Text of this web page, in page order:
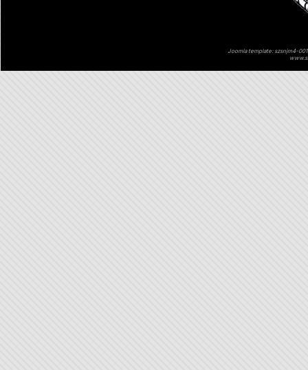
Joomla template: szsnjm4-